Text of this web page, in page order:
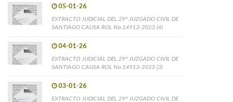
05-01-26
EXTRACTO JUDICIAL DEL 29° JUZGADO CIVIL DE
SANTIAGO CAUSA ROL No.14913-2023 (4)
04-01-26
EXTRACTO JUDICIAL DEL 29° JUZGADO CIVIL DE
SANTIAGO CAUSA ROL No.14913-2023 (3)
03-01-26
EXTRACTO JUDICIAL DEL 29° JUZGADO CIVIL DE